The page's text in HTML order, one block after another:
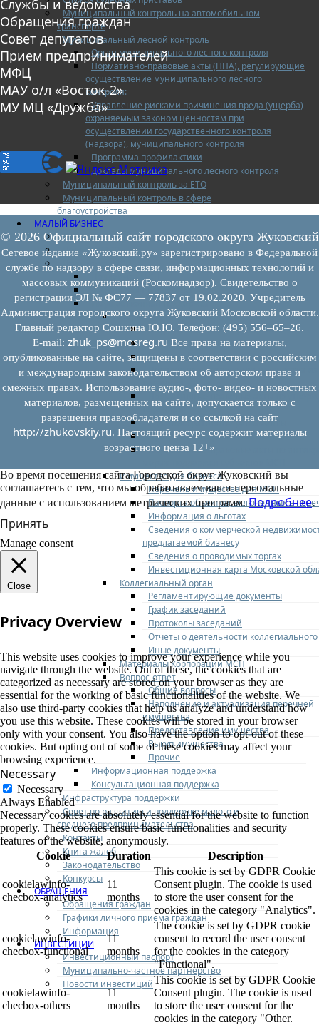
Муниципальный контроль на автомобильном
транспорте
Муниципальный лесной контроль
Орган муниципального лесного контроля
Нормативно-правовые акты (НПА), регулирующие
осуществление муниципального лесного
контроля:
Управление рисками причинения вреда (ущерба)
охраняемым законом ценностям при
осуществлении государственного контроля
(надзора), муниципального контроля
Программа профилактики
Доклады муниципального лесного контроля
Муниципальный контроль за ЕТО
Муниципальный контроль в сфере
благоустройства
МАЛЫЙ БИЗНЕС
Прием предпринимателей
Новости МСП
Поддержка МСП
Поддержка МСП
Финансовая поддержка
Имущественная поддержка
Нормативно-правовые акты
Федеральное законодательство
Региональное законодательство
Порядок формирования и ведения
Порядок предоставления имущества из
Нормативные правовые акты по
перечней
Административные регламенты
Программы по развитию МСП
Нормативные правовые акты по
Имущество для бизнеса
Перечень имущества для МСП
Паспорта объектов, включенных в
Информация о льготах
Сведения о коммерческой
предлагаемой бизнесу
Сведения о проводимых торгах
Инвестиционная карта Московской
Коллегиальный орган
Регламентирующие документы
График заседаний
Протоколы заседаний
Отчеты о деятельности
Иные документы
Материалы Корпорации МСП
Вопрос-ответ
Общие вопросы
Наполнение и актуализация перечней
имущества
Предоставление имущества
Выкуп имущества
Прочие
Информационная поддержка
Консультационная поддержка
Инфраструктура поддержки
Совет по развитию и поддержке малого и
среднего предпринимательства
Контакты
Книга жалоб
Законодательство
Конкурсы
ОБРАЩЕНИЯ
Обращения граждан
Графики личного приема граждан
Информация
ИНВЕСТИЦИИ
Инвестиционный паспорт
Муниципально-частное партнерство
Новости инвестиций
Службы и ведомства
Обращения граждан
Совет депутатов
Прием предпринимателей
МФЦ
МАУ о/л «Восток-2»
МУ МЦ «Дружба»
© 2026 Официальный сайт городского округа Жуковский
Сетевое издание «Жуковский.ру» зарегистрировано в Федеральной
службе по надзору в сфере связи, информационных технологий и
массовых коммуникаций (Роскомнадзор). Свидетельство о
регистрации ЭЛ № ФС77 — 77837 от 19.02.2020. Учредитель
Администрация городского округа Жуковский Московской области.
Главный редактор Сошкина Ю.Ю. Телефон: (495) 556–65–26.
E‑mail: zhuk_ps@mosreg.ru Все права на материалы,
опубликованные на сайте, защищены в соответствии с российским
и международным законодательством об авторском праве и
смежных правах. Использование аудио-, фото- видео- и новостных
материалов, размещенных на сайте, допускается только с
разрешения правообладателя и со ссылкой на сайт
http://zhukovskiy.ru. Настоящий ресурс содержит материалы
возрастного ценза 12+»
Во время посещения сайта Городской округ Жуковский вы
соглашаетесь с тем, что мы обрабатываем ваши персональные
данные с использованием метрических программ.Подробнее.
Принять
Manage consent
Close
Privacy Overview
This website uses cookies to improve your experience while you
navigate through the website. Out of these, the cookies that are
categorized as necessary are stored on your browser as they are
essential for the working of basic functionalities of the website. We
also use third-party cookies that help us analyze and understand how
you use this website. These cookies will be stored in your browser
only with your consent. You also have the option to opt-out of these
cookies. But opting out of some of these cookies may affect your
browsing experience.
Necessary
Necessary
Always Enabled
Necessary cookies are absolutely essential for the website to function
properly. These cookies ensure basic functionalities and security
features of the website, anonymously.
Cookie
Duration Description
cookielawinfo-
checbox-analytics
11
months
This cookie is set by GDPR Cookie
Consent plugin. The cookie is used
to store the user consent for the
cookies in the category "Analytics".
cookielawinfo-
checbox-functional
11
months
The cookie is set by GDPR cookie
consent to record the user consent
for the cookies in the category
"Functional".
cookielawinfo-
checbox-others
11
months
This cookie is set by GDPR Cookie
Consent plugin. The cookie is used
to store the user consent for the
cookies in the category "Other.